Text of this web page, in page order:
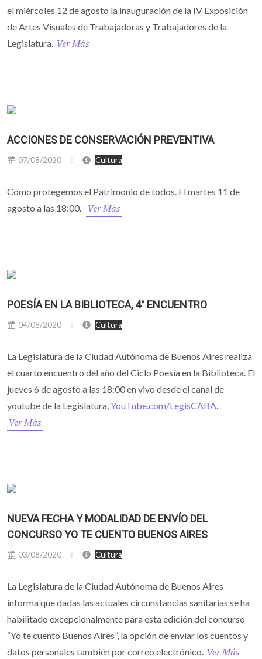
el miércoles 12 de agosto la inauguración de la IV Exposición
de Artes Visuales de Trabajadoras y Trabajadores de la
Legislatura. Ver Más
ACCIONES DE CONSERVACIÓN PREVENTIVA
07/08/2020 Cultura
Cómo protegemos el Patrimonio de todos. El martes 11 de
agosto a las 18:00.- Ver Más
POESÍA EN LA BIBLIOTECA, 4° ENCUENTRO
04/08/2020 Cultura
La Legislatura de la Ciudad Autónoma de Buenos Aires realiza
el cuarto encuentro del año del Ciclo Poesía en la Biblioteca. El
jueves 6 de agosto a las 18:00 en vivo desde el canal de
youtube de la Legislatura,YouTube.com/LegisCABA.
Ver Más
NUEVA FECHA Y MODALIDAD DE ENVÍO DEL
CONCURSO YO TE CUENTO BUENOS AIRES
03/08/2020 Cultura
La Legislatura de la Ciudad Autónoma de Buenos Aires
informa que dadas las actuales circunstancias sanitarias se ha
habilitado excepcionalmente para esta edición del concurso
“Yo te cuento Buenos Aires”, la opción de enviar los cuentos y
datos personales también por correo electrónico. Ver Más